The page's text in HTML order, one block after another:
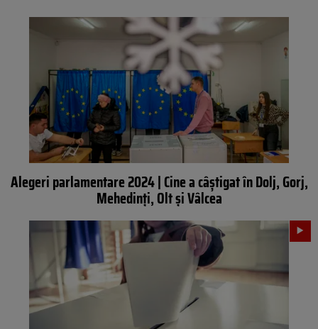
Alegeri parlamentare 2024 | Cine a câștigat în Dolj, Gorj,
Mehedinți, Olt și Vâlcea